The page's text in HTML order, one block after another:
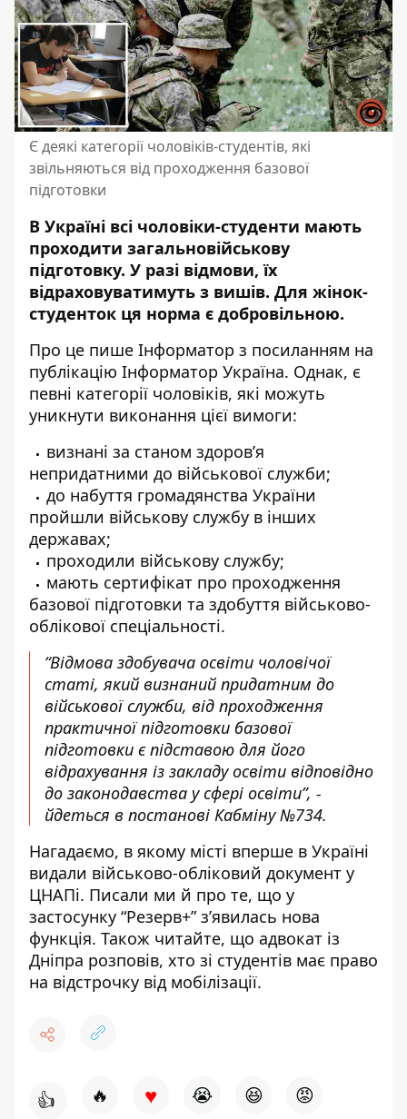
Є деякі категорії чоловіків-студентів, які
звільняються від проходження базової
підготовки
В Україні всі чоловіки-студенти мають
проходити загальновійськову
підготовку. У разі відмови, їх
відраховуватимуть з вишів. Для жінок-
студенток ця норма є добровільною.
Про це пише Інформатор з посиланням на
публікацію Інформатор Україна. Однак, є
певні категорії чоловіків, які можуть
уникнути виконання цієї вимоги:
визнані за станом здоров’я
непридатними до військової служби;
до набуття громадянства України
пройшли військову службу в інших
державах;
проходили військову службу;
мають сертифікат про проходження
базової підготовки та здобуття військово-
облікової спеціальності.
“Відмова здобувача освіти чоловічої
статі, який визнаний придатним до
військової служби, від проходження
практичної підготовки базової
підготовки є підставою для його
відрахування із закладу освіти відповідно
до законодавства у сфері освіти”, -
йдеться в постанові Кабміну №734.
Нагадаємо, в якому місті вперше в Україні
видали військово-обліковий документ у
ЦНАПі. Писали ми й про те, що у
застосунку “Резерв+” з’явилась нова
функція. Також читайте, що адвокат із
Дніпра розповів, хто зі студентів має право
на відстрочку від мобілізації.
👍 🔥 ♥ 😭 😆 😡